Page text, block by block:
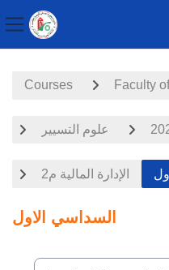
Side panel
Courses Faculty
علوم التسيير
الإدارة المالية م2
السداسي الاول